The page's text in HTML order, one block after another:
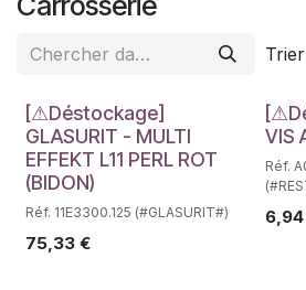
Déstockage
[⚠Déstockage]
GLASURIT - MULTI
EFFEKT L11 PERL ROT
(BIDON)
Réf. 11E3300.125 (#GLASURIT#)
75,33 €
VIS
Réf.
6,94